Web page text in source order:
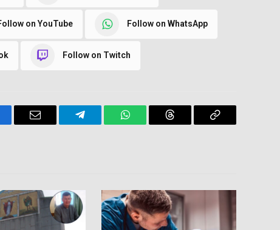
on YouTube Follow on WhatsApp
Follow on Twitch
Email Telegram WhatsAppThreads
Copy